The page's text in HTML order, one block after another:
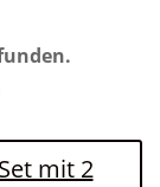
mit 2